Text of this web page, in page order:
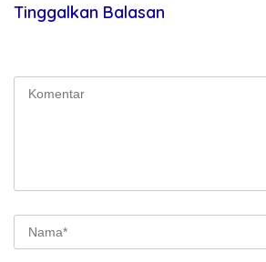
Tinggalkan Balasan